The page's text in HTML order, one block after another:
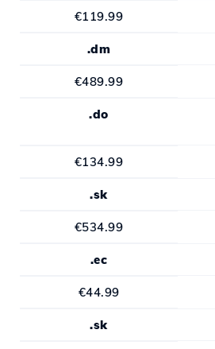
€119.99
.dm
€489.99
.do
€134.99
.sk
€534.99
.ec
€44.99
.sk